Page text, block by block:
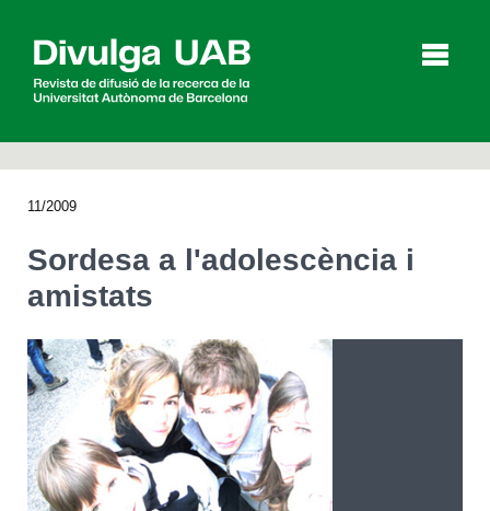
English Español
CERCAR
11/2009
Sordesa a l'adolescència i
amistats